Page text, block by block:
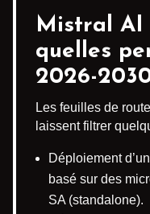
Mistral AI
quelles
2026-
Les feuilles de
laissent filtrer
Déploiement d’un
basé sur des
SA (standalone).